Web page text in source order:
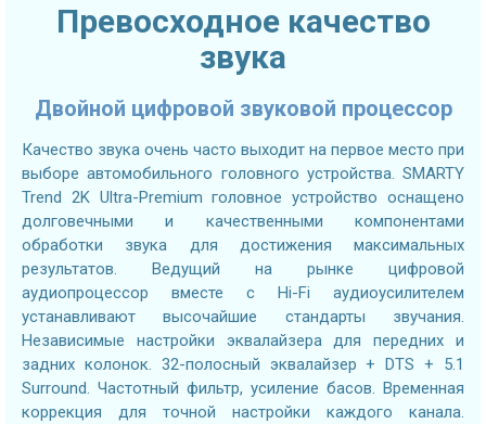
Превосходное качество
звука
Двойной цифровой звуковой процессор
Качество звука очень часто выходит на первое место при
выборе автомобильного головного устройства. SMARTY
Trend 2K Ultra-Premium головное устройство оснащено
долговечными и качественными компонентами
обработки звука для достижения максимальных
результатов. Ведущий на рынке цифровой
аудиопроцессор вместе с Hi-Fi аудиоусилителем
устанавливают высочайшие стандарты звучания.
Независимые настройки эквалайзера для передних и
задних колонок. 32-полосный эквалайзер + DTS + 5.1
Surround. Частотный фильтр, усиление басов. Временная
коррекция для точной настройки каждого канала.